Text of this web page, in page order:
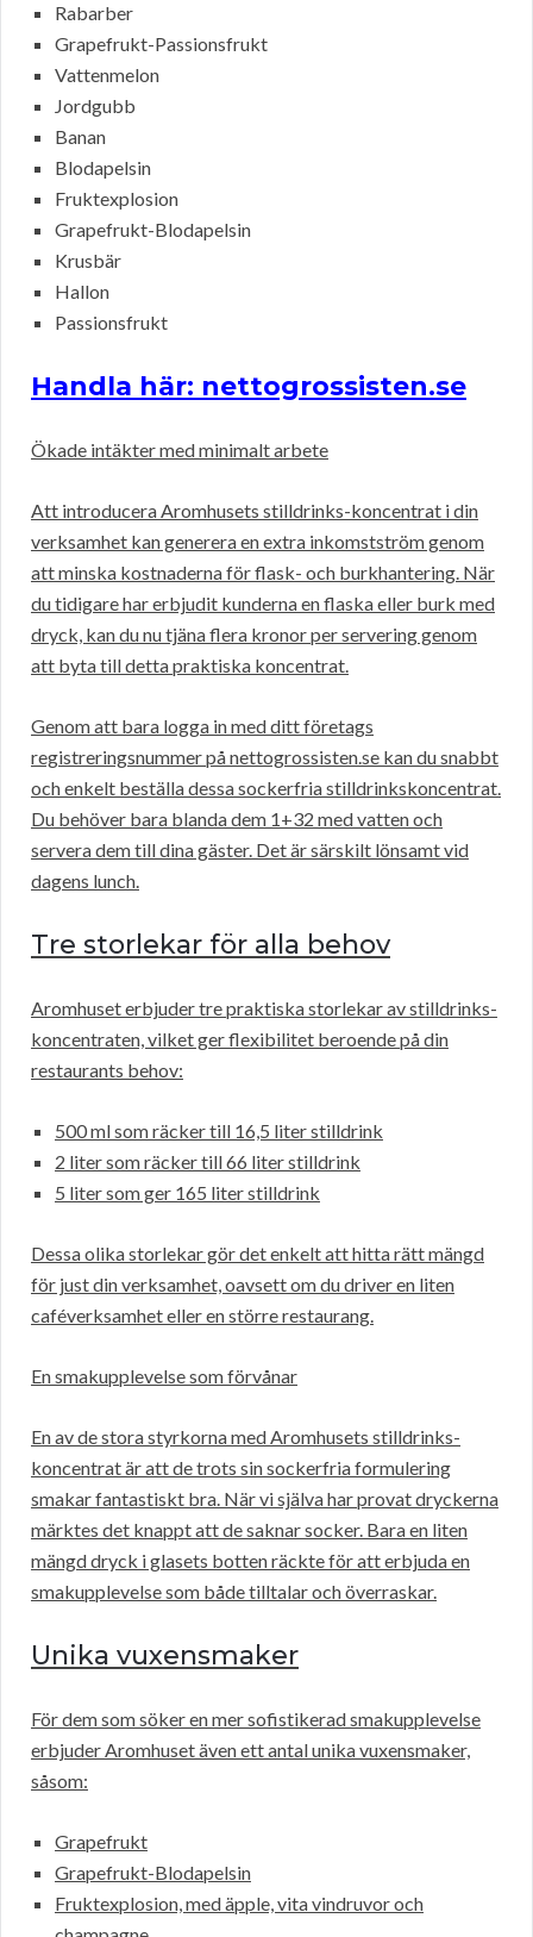
Rabarber
Grapefrukt-Passionsfrukt
Vattenmelon
Jordgubb
Banan
Blodapelsin
Fruktexplosion
Grapefrukt-Blodapelsin
Krusbär
Hallon
Passionsfrukt
Handla här: nettogrossisten.se
Ökade intäkter med minimalt arbete
Att introducera Aromhusets stilldrinks-koncentrat i din
verksamhet kan generera en extra inkomstström genom
att minska kostnaderna för flask- och burkhantering. När
du tidigare har erbjudit kunderna en flaska eller burk med
dryck, kan du nu tjäna flera kronor per servering genom
att byta till detta praktiska koncentrat.
Genom att bara logga in med ditt företags
registreringsnummer på nettogrossisten.se kan du snabbt
och enkelt beställa dessa sockerfria stilldrinkskoncentrat.
Du behöver bara blanda dem 1+32 med vatten och
servera dem till dina gäster. Det är särskilt lönsamt vid
dagens lunch.
Tre storlekar för alla behov
Aromhuset erbjuder tre praktiska storlekar av stilldrinks-
koncentraten, vilket ger flexibilitet beroende på din
restaurants behov:
500 ml som räcker till 16,5 liter stilldrink
2 liter som räcker till 66 liter stilldrink
5 liter som ger 165 liter stilldrink
Dessa olika storlekar gör det enkelt att hitta rätt mängd
för just din verksamhet, oavsett om du driver en liten
caféverksamhet eller en större restaurang.
En smakupplevelse som förvånar
En av de stora styrkorna med Aromhusets stilldrinks-
koncentrat är att de trots sin sockerfria formulering
smakar fantastiskt bra. När vi själva har provat dryckerna
märktes det knappt att de saknar socker. Bara en liten
mängd dryck i glasets botten räckte för att erbjuda en
smakupplevelse som både tilltalar och överraskar.
Unika vuxensmaker
För dem som söker en mer sofistikerad smakupplevelse
erbjuder Aromhuset även ett antal unika vuxensmaker,
såsom:
Grapefrukt
Grapefrukt-Blodapelsin
Fruktexplosion, med äpple, vita vindruvor och